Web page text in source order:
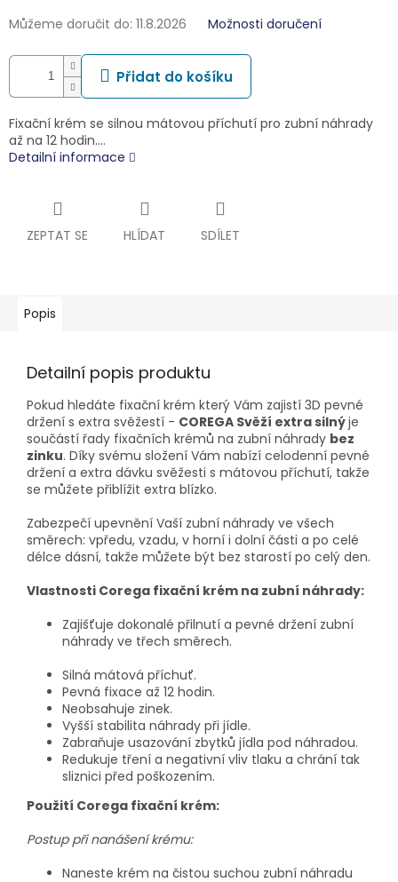
Můžeme doručit do: 11.8.2026 Možnosti doručení
Přidat do košíku
Fixační krém se silnou mátovou příchutí pro zubní náhrady
až na 12 hodin.…
Detailní informace
ZEPTAT SE HLÍDAT SDÍLET
Popis
Detailní popis produktu
Pokud hledáte fixační krém který Vám zajistí 3D pevné
držení s extra svěžestí - COREGA Svěží extra silnýje
součástí řady fixačních krémů na zubní náhrady bez
zinku. Díky svému složení Vám nabízí celodenní pevné
držení a extra dávku svěžesti s mátovou příchutí, takže
se můžete přiblížit extra blízko.
Zabezpečí upevnění Vaší zubní náhrady ve všech
směrech: vpředu, vzadu, v horní i dolní části a po celé
délce dásní, takže můžete být bez starostí po celý den.
Vlastnosti Corega fixační krém na zubní náhrady:
Zajišťuje dokonalé přilnutí a pevné držení zubní
náhrady ve třech směrech.
Silná mátová příchuť.
Pevná fixace až 12 hodin.
Neobsahuje zinek.
Vyšší stabilita náhrady při jídle.
Zabraňuje usazování zbytků jídla pod náhradou.
Redukuje tření a negativní vliv tlaku a chrání tak
sliznici před poškozením.
Použití Corega fixační krém:
Postup při nanášení krému:
Naneste krém na čistou suchou zubní náhradu